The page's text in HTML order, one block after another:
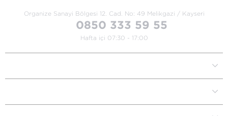
Organize Sanayi Bölgesi 12. Cad. No: 49 Melikgazi / Kayseri
0850 333 59 55
Hafta içi 07:30 - 17:00